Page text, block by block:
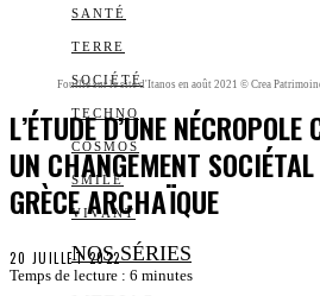
SANTÉ
TERRE
SOCIÉTÉ
TECHNO
COSMOS
SMILE
VIVANT
NOS SÉRIES
Fouille sur le site d'Itanos en août 2021 © Crea
L’ÉTUDE D’UNE
UN CHANGEMENT
GRÈCE ARCHAÏQUE
20 JUILLET 2022
Temps de lecture : 6 minutes